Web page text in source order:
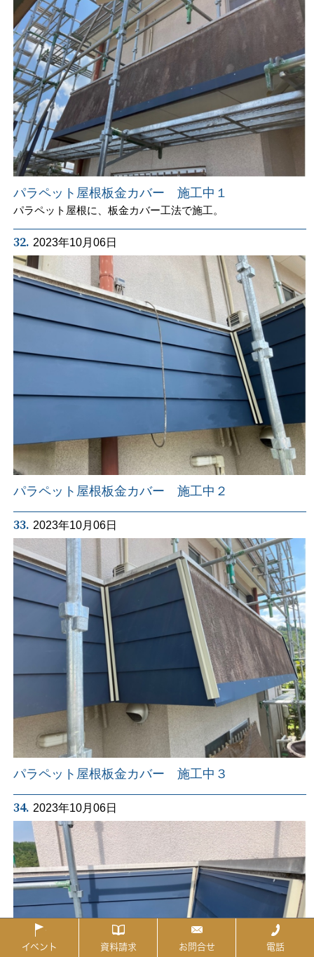
パラペット屋根板金カバー 施工中１
パラペット屋根に、板金カバー工法で施工。
32. 2023年10月06日
パラペット屋根板金カバー 施工中２
33. 2023年10月06日
パラペット屋根板金カバー 施工中３
34. 2023年10月06日
イベント 資料請求 お問合せ 電話